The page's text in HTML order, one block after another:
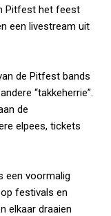
Pitfest het feest
een livestream uit
de Pitfest bands
“takkeherrie”.
de
elpees, tickets
een voormalig
festivals en
elkaar draaien